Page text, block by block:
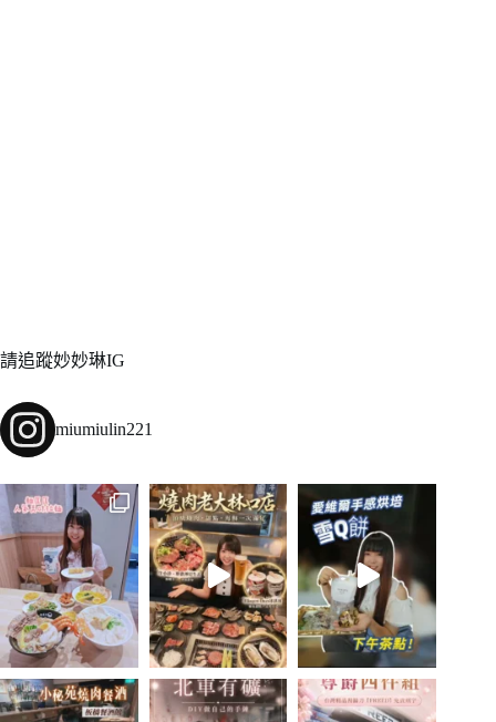
請追蹤妙妙琳IG
miumiulin221